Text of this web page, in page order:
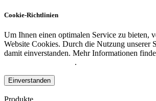
Cookie-Richtlinien
Um Ihnen einen optimalen Service zu bieten,
Website Cookies. Durch die Nutzung unserer
damit einverstanden. Mehr Informationen
.
Einverstanden